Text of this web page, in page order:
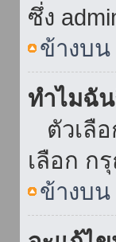
ซึ่ง
ข้างบน
ทำไมฉั
ตัวเลื
เลือก ก
ข้างบน